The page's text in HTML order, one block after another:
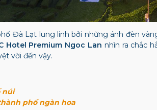
Đà Lạt lung linh bởi những ánh đèn
Hotel Premium Ngoc Lan nhìn ra chắc
vời đến vậy.
núi
phố ngàn hoa